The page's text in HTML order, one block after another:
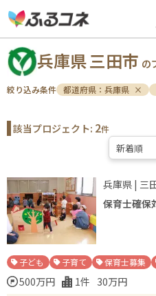
兵庫県三田市 の
絞り込み条件 都道府県 ： 兵庫県 ×
該当プロジェクト: 2件
兵庫県 | 三
保育士確保
子ども 子育て 保育士募集
500万円 1件 30万円